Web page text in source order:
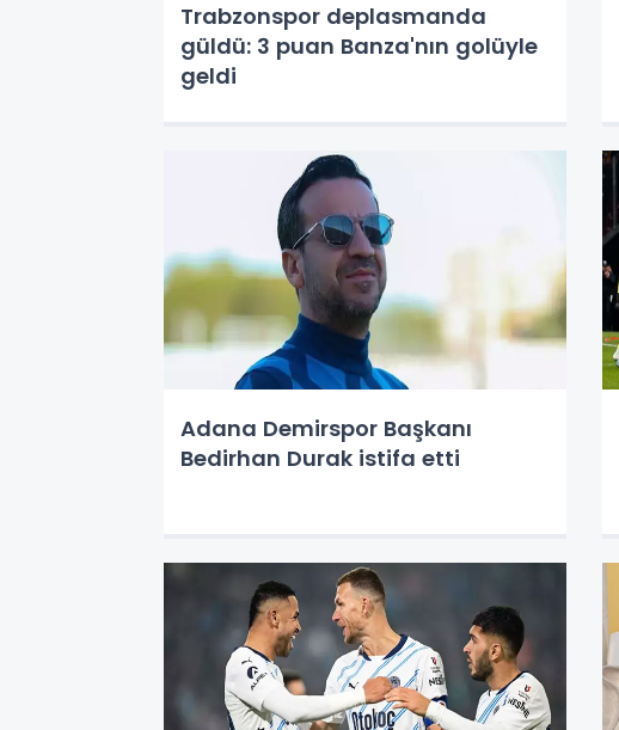
Trabzonspor deplasmanda
güldü: 3 puan Banza'nın golüyle
geldi
Adana Demirspor Başkanı
Bedirhan Durak istifa etti